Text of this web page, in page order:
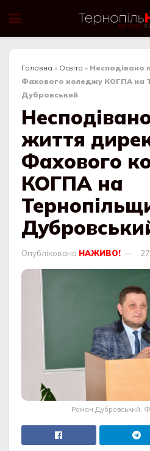
Головна » Освіта » Несподівано
Фахового коледжу КОГПА на
Дубровський
життя
Фахового
КОГПА на
Опубліковано НАЖИВО!
Роман Дубровський.